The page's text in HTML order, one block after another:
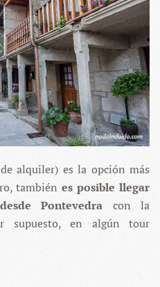
alquiler) es la opción más
tambiénes posible llegar
desde Pontevedra con la
supuesto, en algún tour